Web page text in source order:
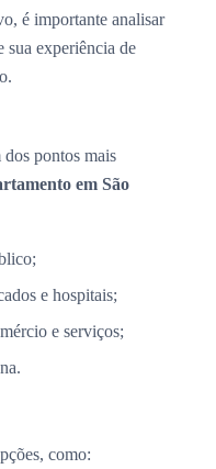
é importante analisar
sua experiência de
pontos mais
em São
e hospitais;
e serviços;
como: